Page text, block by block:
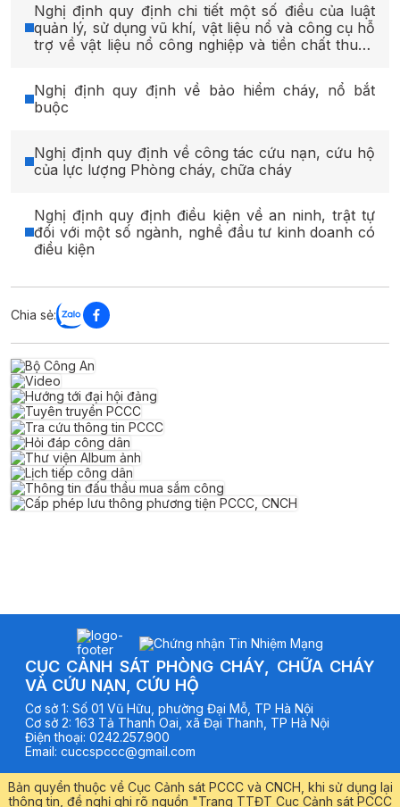
Nghị định quy định chi tiết một số điều của luật
quản lý, sử dụng vũ khí, vật liệu nổ và công cụ hỗ
trợ về vật liệu nổ công nghiệp và tiền chất thuốc
Nghị định quy định về bảo hiểm cháy, nổ bắt
buộc
Nghị định quy định về công tác cứu nạn, cứu hộ
của lực lượng Phòng cháy, chữa cháy
Nghị định quy định điều kiện về an ninh, trật tự
đối với một số ngành, nghề đầu tư kinh doanh có
điều kiện
Chia sẻ:
CỤC CẢNH SÁT PHÒNG CHÁY, CHỮA CHÁY
VÀ CỨU NẠN, CỨU HỘ
Cơ sở 1: Số 01 Vũ Hữu, phường Đại Mỗ, TP Hà Nội
Cơ sở 2: 163 Tả Thanh Oai, xã Đại Thanh, TP Hà Nội
Điện thoại: 0242.257.900
Email: cuccspccc@gmail.com
Bản quyền thuộc về Cục Cảnh sát PCCC và CNCH, khi sử dụng lại
thông tin, đề nghị ghi rõ nguồn "Trang TTĐT Cục Cảnh sát PCCC